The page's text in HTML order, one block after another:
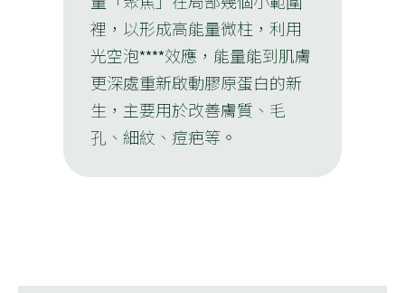
裡，以形成高能量微柱，利用
光空泡****效應，能量能到肌膚
更深處重新啟動膠原蛋白的新
生，主要用於改善膚質、毛
孔、細紋、痘疤等。